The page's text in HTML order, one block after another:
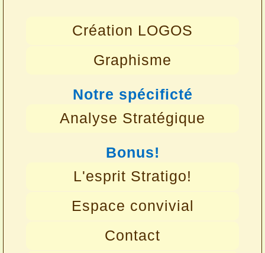
Création LOGOS
Graphisme
Notre spécificté
Analyse Stratégique
Bonus!
L'esprit Stratigo!
Espace convivial
Contact